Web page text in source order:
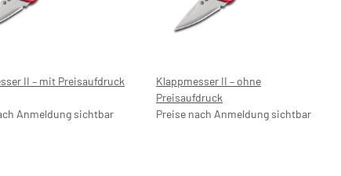
II – mit Preisaufdruck
Anmeldung sichtbar
Klappmesser II – ohne
Preisaufdruck
Preise nach Anmeldung sichtbar